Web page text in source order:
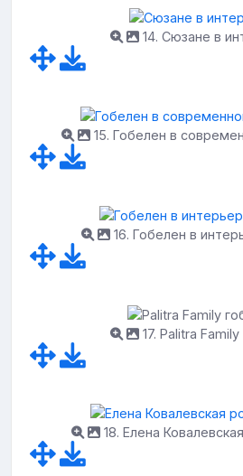
14. Сюзане в
15. Гобелен в
16. Гобелен в
17. Palitra
18. Елена